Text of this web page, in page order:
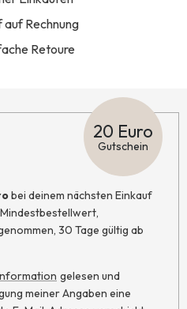
auf Rechnung
Retoure
20 Euro
Gutschein
bei deinem nächsten Einkauf
30 Tage gültig ab
gelesen und
meiner Angaben eine